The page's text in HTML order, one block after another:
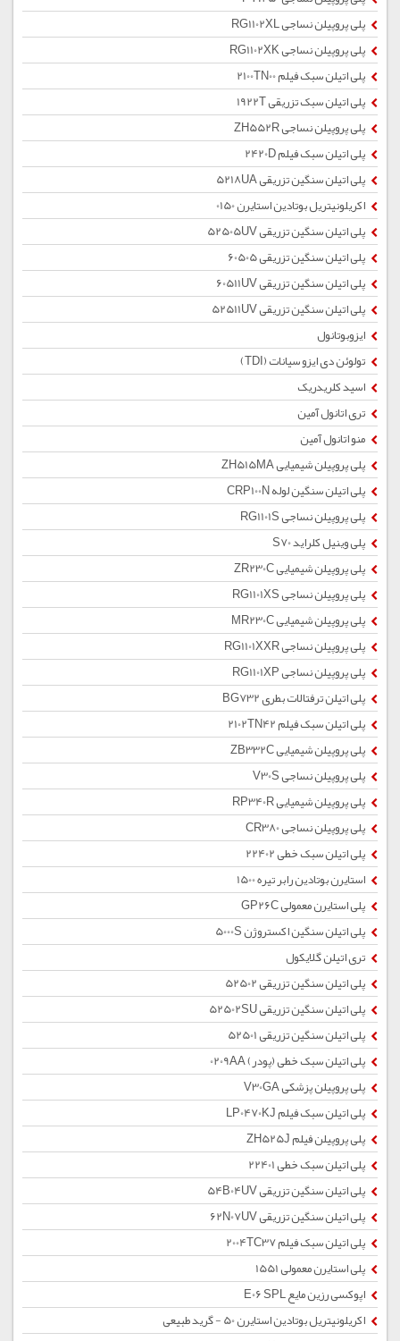
پلی پروپیلن نساجی RG1102XL
پلی پروپیلن نساجی RG1102XK
پلی اتیلن سبک فیلم 2100TN00
پلی اتیلن سبک تزریقی 1922T
پلی پروپیلن نساجی ZH552R
پلی اتیلن سبک فیلم 2420D
پلی اتیلن سنگین تزریقی 5218UA
اکریلونیتریل بوتادین استایرن 0150
پلی اتیلن سنگین تزریقی 52505UV
پلی اتیلن سنگین تزریقی 60505
پلی اتیلن سنگین تزریقی 60511UV
پلی اتیلن سنگین تزریقی 52511UV
ایزوبوتانول
تولوئن دی ایزو سیانات (TDI)
اسید کلریدریک
تری اتانول آمین
منو اتانول آمین
پلی پروپیلن شیمیایی ZH515MA
پلی اتیلن سنگین لوله CRP100N
پلی پروپیلن نساجی RG1101S
پلی وینیل کلراید S70
پلی پروپیلن شیمیایی ZR230C
پلی پروپیلن نساجی RG1101XS
پلی پروپیلن شیمیایی MR230C
پلی پروپیلن نساجی RG1101XXR
پلی پروپیلن نساجی RG1101XP
پلی اتیلن ترفتالات بطری BG732
پلی اتیلن سبک فیلم 2102TN42
پلی پروپیلن شیمیایی ZB332C
پلی پروپیلن نساجی V30S
پلی پروپیلن شیمیایی RP340R
پلی پروپیلن نساجی CR380
پلی اتیلن سبک خطی 22402
استایرن بوتادین رابر تیره 1500
پلی استایرن معمولی GP26C
پلی اتیلن سنگین اکستروژن 5000S
تری اتیلن گلایکول
پلی اتیلن سنگین تزریقی 52502
پلی اتیلن سنگین تزریقی 52502SU
پلی اتیلن سنگین تزریقی 52501
پلی اتیلن سبک خطی (پودر) 0209AA
پلی پروپیلن پزشکی V30GA
پلی اتیلن سبک فیلم LP0470KJ
پلی پروپیلن فیلم ZH525J
پلی اتیلن سبک خطی 22401
پلی اتیلن سنگین تزریقی 54B04UV
پلی اتیلن سنگین تزریقی 62N07UV
پلی اتیلن سبک فیلم 2004TC37
پلی استایرن معمولی 1551
اپوکسی رزین مایع E06 SPL
اکریلونیتریل بوتادین استایرن 50 - گرید طبیعی